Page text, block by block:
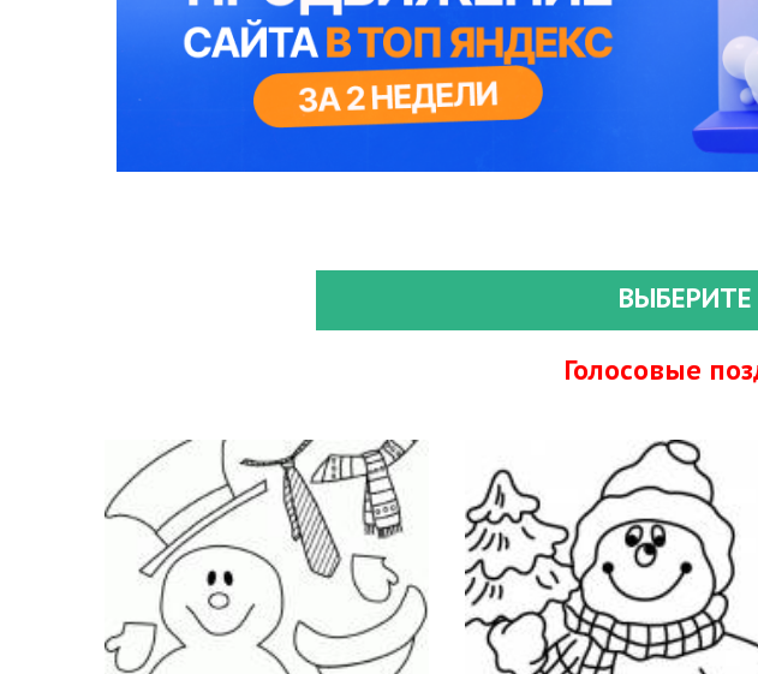
Голосовые